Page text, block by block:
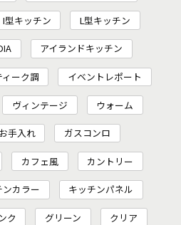
I型キッチン L型キッチン
アイランドキッチン
ィーク調 イベントレポート
ヴィンテージ ウォーム
お手入れ ガスコンロ
カフェ風 カントリー
ンカラー キッチンパネル
ク グリーン クリア